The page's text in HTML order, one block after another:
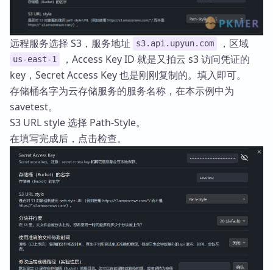
远程服务选择 S3，服务地址 s3.api.upyun.com ，区域
us-east-1
，Access Key ID 就是又拍云 s3 访问凭证的
key，Secret Access Key 也是刚刚复制的。填入即可。
存储桶名字为云存储服务的服务名称，在本示例中为
savetest。
S3 URL style 选择 Path-Style。
在填写完成后，点击检查。